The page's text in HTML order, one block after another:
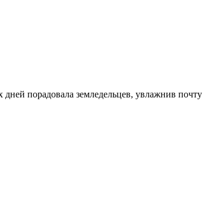
порадовала земледельцев, увлажнив почту